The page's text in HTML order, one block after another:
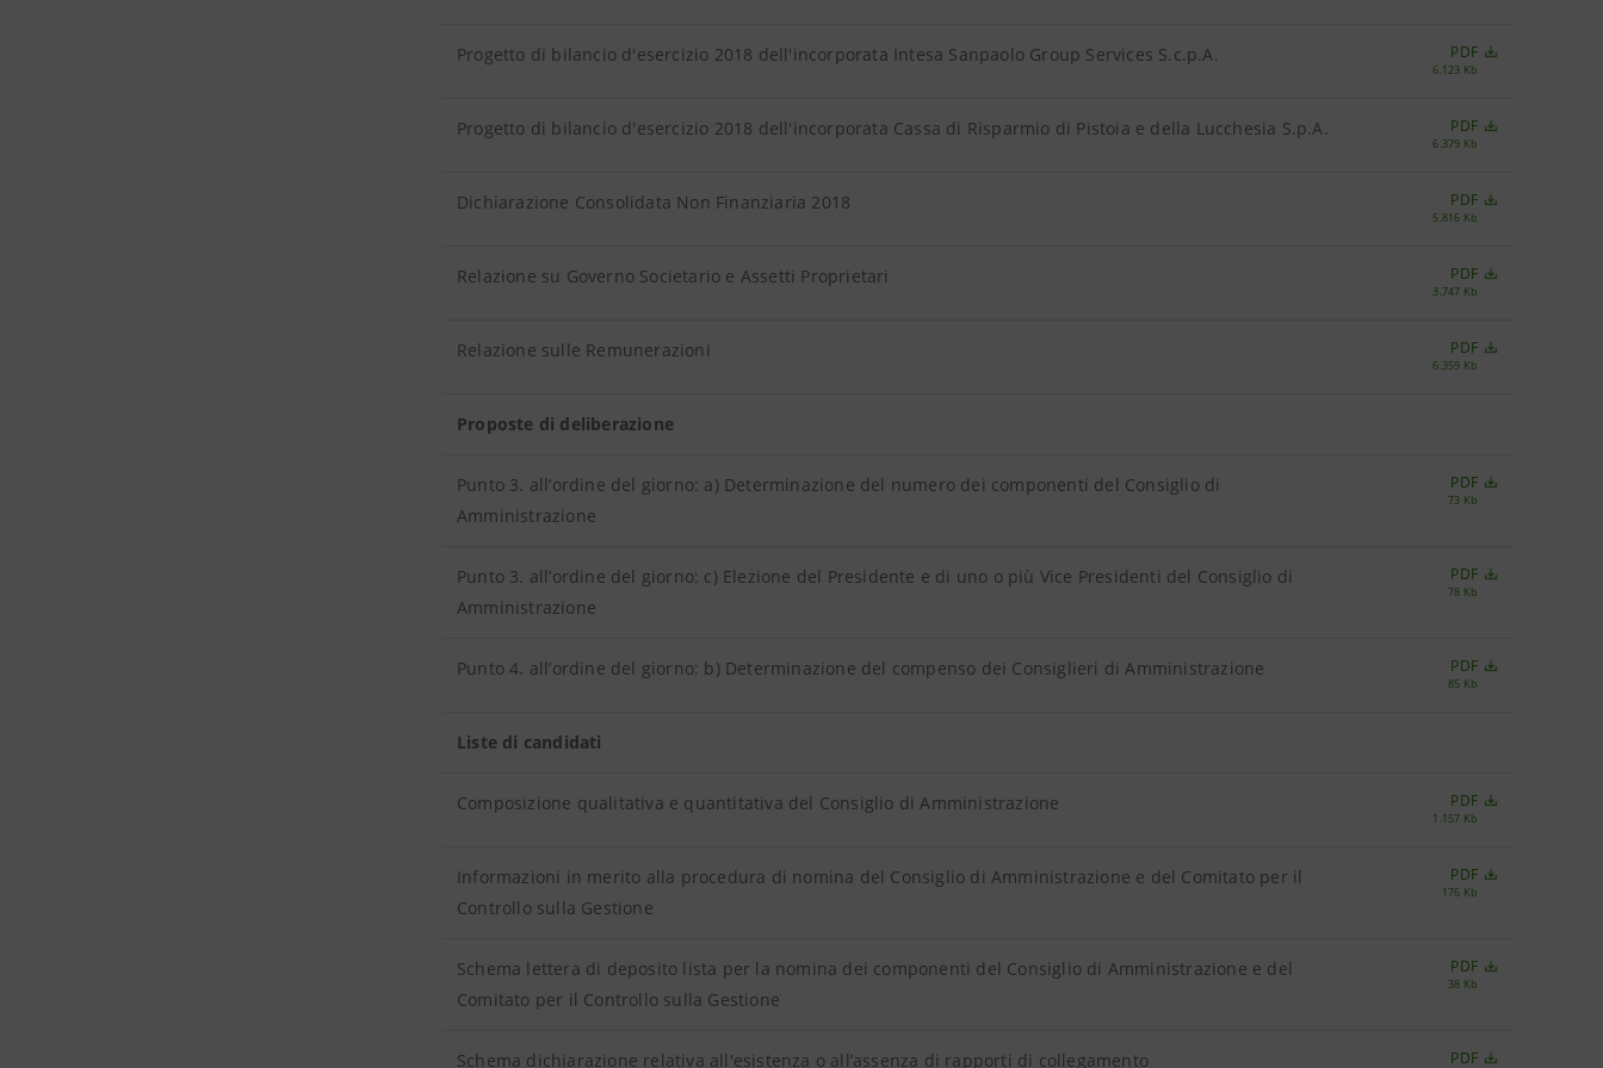
Progetto di bilancio d'esercizio 2018 dell'incorporata Intesa Sanpaolo Group Services S.c.p.A. PDF
6.123 Kb
Progetto di bilancio d'esercizio 2018 dell'incorporata Cassa di Risparmio di Pistoia e della Lucchesia S.p.A. PDF
6.379 Kb
Dichiarazione Consolidata Non Finanziaria 2018 PDF
5.816 Kb
Relazione su Governo Societario e Assetti Proprietari PDF
3.747 Kb
Relazione sulle Remunerazioni PDF
6.359 Kb
Proposte di deliberazione
Punto 3. all’ordine del giorno: a) Determinazione del numero dei componenti del Consiglio di
Amministrazione
PDF
73 Kb
Punto 3. all’ordine del giorno: c) Elezione del Presidente e di uno o più Vice Presidenti del Consiglio di
Amministrazione
PDF
78 Kb
Punto 4. all’ordine del giorno: b) Determinazione del compenso dei Consiglieri di Amministrazione PDF
85 Kb
Liste di candidati
Composizione qualitativa e quantitativa del Consiglio di Amministrazione PDF
1.157 Kb
Informazioni in merito alla procedura di nomina del Consiglio di Amministrazione e del Comitato per il
Controllo sulla Gestione
PDF
176 Kb
Schema lettera di deposito lista per la nomina dei componenti del Consiglio di Amministrazione e del
Comitato per il Controllo sulla Gestione
PDF
38 Kb
Schema dichiarazione relativa all'esistenza o all’assenza di rapporti di collegamento PDF